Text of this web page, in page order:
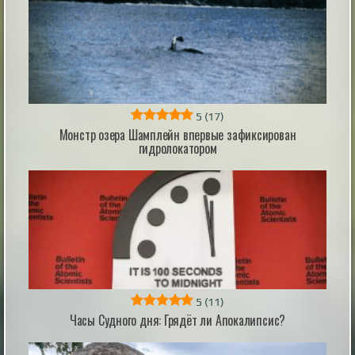
связана с загадочным маленьким крас...
xistory.ru | 31st May 2024
Рейтинг: 25 крупнейших премьерных
выходных в истории кино с поправкой на
инфляцию
Рейтинг: 25 крупнейших премьерных выходных в
истории кино с поправкой на инфляцию
naked-science.ru | 1 hour ago
Яйцо архозавра возрастом 120 миллионов
лет станет центром экспозиции в Кузбассе
5 (17)
Монстр озера Шамплейн впервые зафиксирован
гидролокатором
5 (11)
Часы Судного дня: Грядёт ли Апокалипсис?